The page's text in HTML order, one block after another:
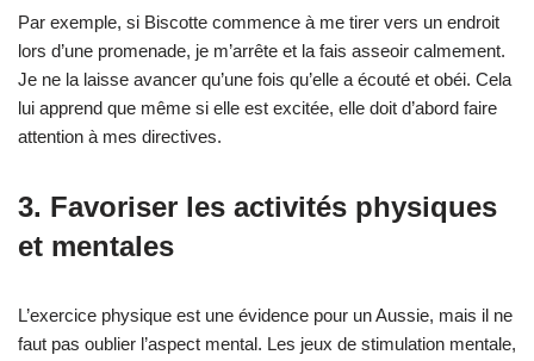
Par exemple, si Biscotte commence à me tirer vers un endroit
lors d’une promenade, je m’arrête et la fais asseoir calmement.
Je ne la laisse avancer qu’une fois qu’elle a écouté et obéi. Cela
lui apprend que même si elle est excitée, elle doit d’abord faire
attention à mes directives.
3. Favoriser les activités physiques
et mentales
L’exercice physique est une évidence pour un Aussie, mais il ne
faut pas oublier l’aspect mental. Les jeux de stimulation mentale,